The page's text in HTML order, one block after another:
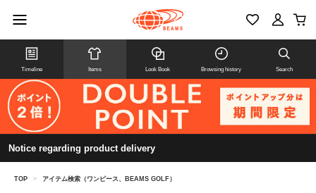
Timeline Items Look Book Browsing history Search
Notice regarding product delivery
TOP > アイテム検索（ワンピース、BEAMS GOLF）